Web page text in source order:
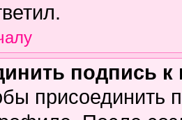
подпись
присоединить